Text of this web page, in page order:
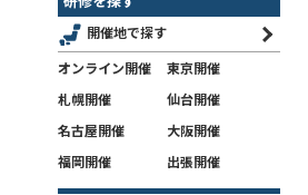
開催地で探す
オンライン開催
東京開催
札幌開催
仙台開催
名古屋開催
大阪開催
福岡開催
出張開催